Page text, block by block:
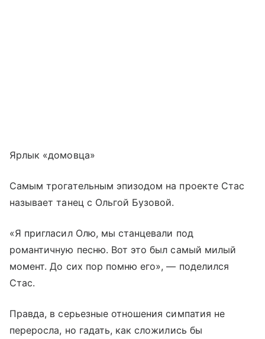
Ярлык «домовца»
Самым трогательным эпизодом на проекте Стас
называет танец с Ольгой Бузовой.
«Я пригласил Олю, мы станцевали под
романтичную песню. Вот это был самый милый
момент. До сих пор помню его», — поделился
Стас.
Правда, в серьезные отношения симпатия не
переросла, но гадать, как сложились бы